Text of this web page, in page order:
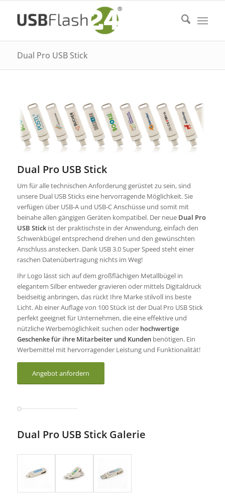
Dual Pro USB Stick
Dual Pro USB Stick
Um für alle technischen Anforderung gerüstet zu sein, sind
unsere Dual USB Sticks eine hervorragende Möglichkeit. Sie
verfügen über USB-A und USB-C Anschüsse und somit mit
beinahe allen gängigen Geräten kompatibel. Der neue Dual Pro
USB Stickist der praktischste in der Anwendung, einfach den
Schwenkbügel entsprechend drehen und den gewünschten
Anschluss anstecken. Dank USB 3.0 Super Speed steht einer
raschen Datenübertragung nichts im Weg!
Ihr Logo lässt sich auf dem großflächigen Metallbügel in
elegantem Silber entweder gravieren oder mittels Digitaldruck
beidseitig anbringen, das rückt Ihre Marke stilvoll ins beste
Licht. Ab einer Auflage von 100 Stück ist der Dual Pro USB Stick
perfekt geeignet für Unternehmen, die eine effektive und
nützliche Werbemöglichkeit suchen oder hochwertige
Geschenke für ihre Mitarbeiter und Kundenbenötigen. Ein
Werbemittel mit hervorragender Leistung und Funktionalität!
Angebot anfordern
Dual Pro USB Stick Galerie